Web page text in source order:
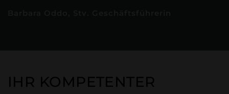
IHR KOMPETENTER